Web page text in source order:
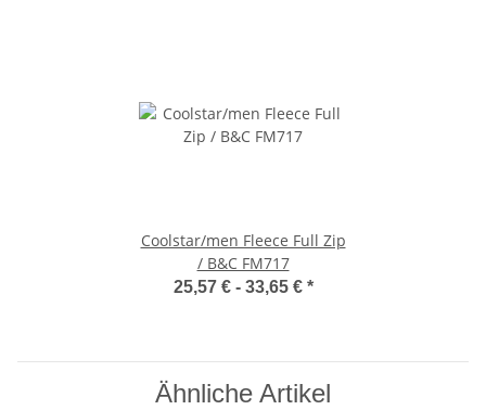
Coolstar/men Fleece Full Zip
/ B&C FM717
25,57 € - 33,65 € *
Ähnliche Artikel